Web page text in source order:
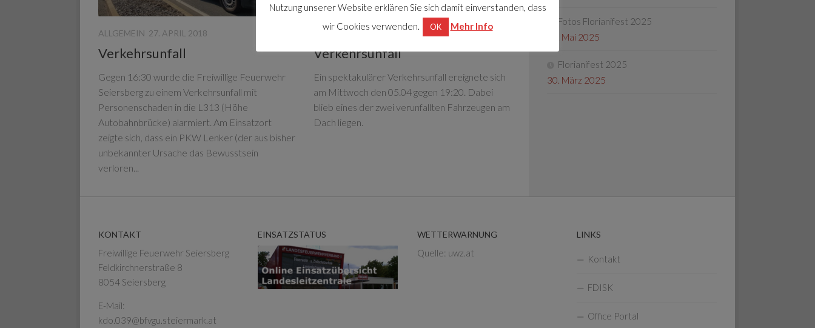
ALLGEMEIN 27. APRIL 2018
Verkehrsunfall
Gegen 16:30 wurde die Freiwillige Feuerwehr
Seiersberg zu einem Verkehrsunfall mit
Personenschaden in die L313 (Höhe
Autobahnbrücke) alarmiert. Am Einsatzort
zeigte sich, dass ein PKW Lenker (der aus bisher
unbekannter Ursache das Bewusstsein
verloren...
NEUIGKEITEN 5. APRIL 2017
Verkehrsunfall
Ein spektakulärer Verkehrsunfall ereignete sich
am Mittwoch den 05.04 gegen 19:20. Dabei
blieb eines der zwei verunfallten Fahrzeugen am
Dach liegen.
Fotos Florianifest 2025
13. Mai 2025
Florianifest 2025
30. März 2025
KONTAKT
Freiwillige Feuerwehr Seiersberg
Feldkirchnerstraße 8
8054 Seiersberg
E-Mail:
kdo.039@bfvgu.steiermark.at
EINSATZSTATUS WETTERWARNUNG
Quelle: uwz.at
LINKS
Kontakt
FDISK
Office Portal
Nutzung unserer Website erklären Sie sich damit einverstanden, dass
wir Cookies verwenden.
OK Mehr Info